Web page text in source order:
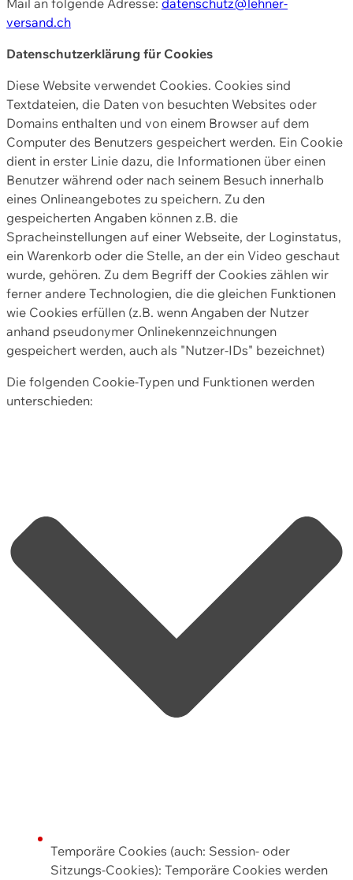
versand.ch
Datenschutzerklärung für Cookies
Diese Website verwendet Cookies. Cookies sind
Textdateien, die Daten von besuchten Websites oder
Domains enthalten und von einem Browser auf dem
Computer des Benutzers gespeichert werden. Ein Cookie
dient in erster Linie dazu, die Informationen über einen
Benutzer während oder nach seinem Besuch innerhalb
eines Onlineangebotes zu speichern. Zu den
gespeicherten Angaben können z.B. die
Spracheinstellungen auf einer Webseite, der Loginstatus,
ein Warenkorb oder die Stelle, an der ein Video geschaut
wurde, gehören. Zu dem Begriff der Cookies zählen wir
ferner andere Technologien, die die gleichen Funktionen
wie Cookies erfüllen (z.B. wenn Angaben der Nutzer
anhand pseudonymer Onlinekennzeichnungen
gespeichert werden, auch als "Nutzer-IDs" bezeichnet)
Die folgenden Cookie-Typen und Funktionen werden
unterschieden:
Temporäre Cookies (auch: Session- oder
Sitzungs-Cookies): Temporäre Cookies werden